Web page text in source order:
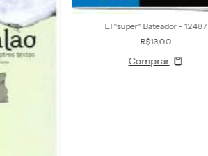
El "super" Bateador - 12487
R$13,00